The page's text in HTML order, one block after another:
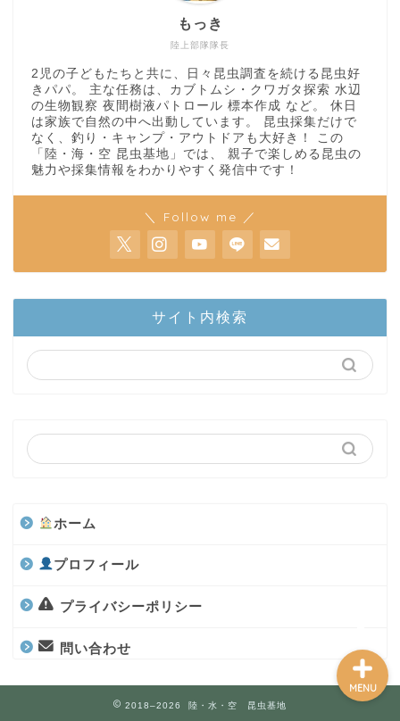
陸上部隊隊長
もっき
2児の子どもたちと共に、日々昆虫調査を続ける昆虫好
きパパ。 主な任務は、カブトムシ・クワガタ探索 水辺
の生物観察 夜間樹液パトロール 標本作成 など。 休日
は家族で自然の中へ出動しています。 昆虫採集だけで
なく、釣り・キャンプ・アウトドアも大好き！ この
「陸・海・空 昆虫基地」では、 親子で楽しめる昆虫の
魅力や採集情報をわかりやすく発信中です！
＼ Follow me ／
サイト内検索
ホーム
プロフィール
プライバシーポリシー
問い合わせ
2018–2026 陸・水・空 昆虫基地
MENU
陸上部隊
世界のカブトムシ